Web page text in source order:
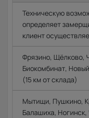
Техническую
определяет
клиент
Фрязино, Щёлково,
Биокомбинат,
(15 км от склада)
Мытищи, Пушкино,
Балашиха, Ногинск,